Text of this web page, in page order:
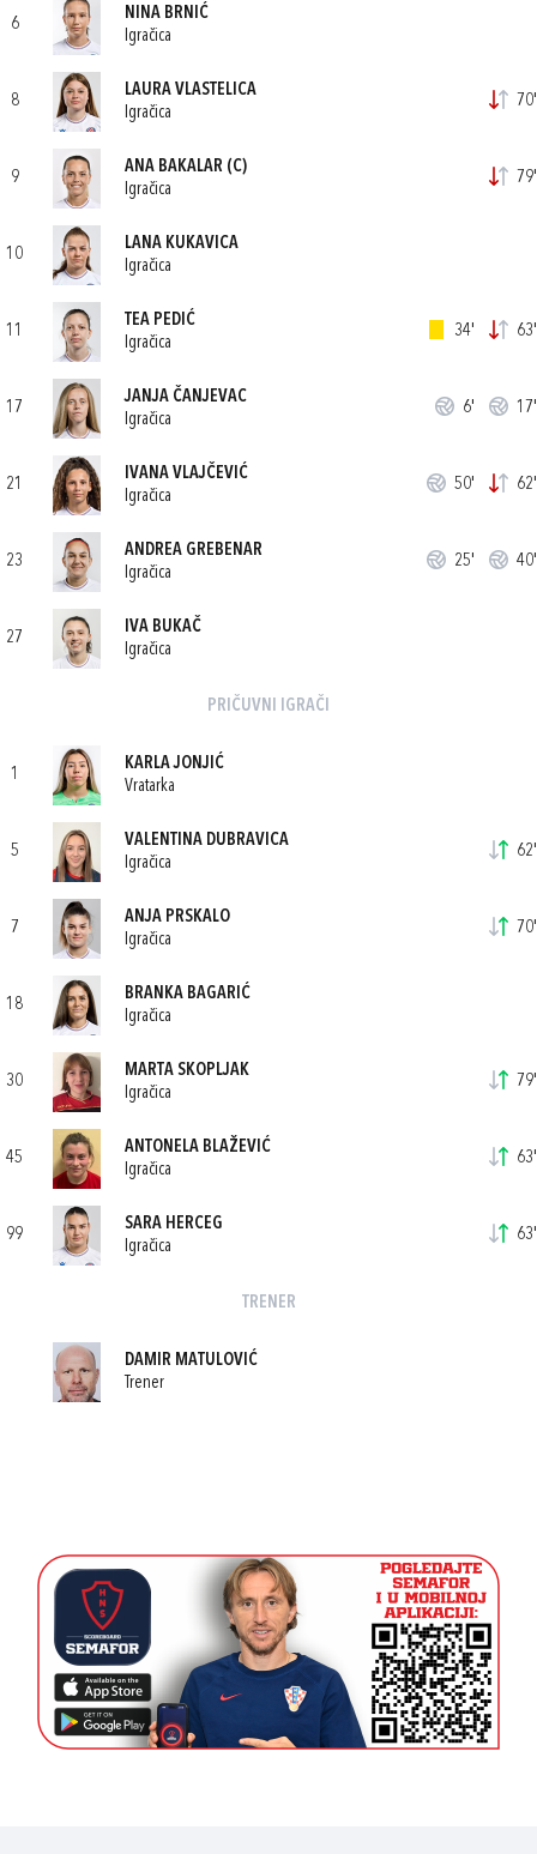
6
NINA BRNIĆ
Igračica
8
LAURA VLASTELICA
Igračica
70'
9
ANA BAKALAR (C)
Igračica
79'
10
LANA KUKAVICA
Igračica
11
TEA PEDIĆ
Igračica
34' 63'
17
JANJA ČANJEVAC
Igračica
6' 17'
21
IVANA VLAJČEVIĆ
Igračica
50' 62'
23
ANDREA GREBENAR
Igračica
25' 40'
27
IVA BUKAČ
Igračica
PRIČUVNI IGRAČI
1
KARLA JONJIĆ
Vratarka
5
VALENTINA DUBRAVICA
Igračica
62'
7
ANJA PRSKALO
Igračica
70'
18
BRANKA BAGARIĆ
Igračica
30
MARTA SKOPLJAK
Igračica
79'
45
ANTONELA BLAŽEVIĆ
Igračica
63'
99
SARA HERCEG
Igračica
63'
TRENER
DAMIR MATULOVIĆ
Trener